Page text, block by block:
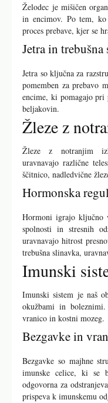
Želodec je mišičen
in encimov. Po tem,
proces prebave, kjer se
Jetra in
Jetra so ključna za
pomemben za prebavo
encime, ki pomagajo
beljakovin.
Žleze z
Žleze z notranjim
uravnavajo različne
ščitnico, nadledvične
Hormonska
Hormoni igrajo ključno
spolnosti in stresnih
uravnavajo hitrost
trebušna slinavka,
Imunski
Imunski sistem je naš
okužbami in
vranico in kostni mozeg.
Bezgavke in
Bezgavke so majhne
imunske celice, ki se
odgovorna za
prispeva k imunskemu